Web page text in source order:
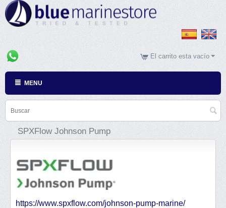
El carrito esta vacío
MENU
SPXFlow Johnson Pump
https://www.spxflow.com/johnson-pump-marine/